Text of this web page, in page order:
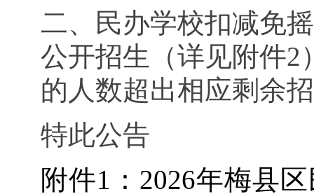
二、民办学校扣减免
公开招生（详见附件2
的人数超出相应剩余
特此公告
附件1：2026年梅县